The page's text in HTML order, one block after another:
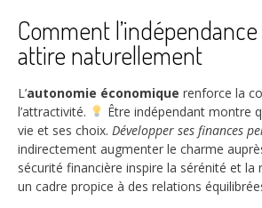
Comment
attire naturellement
L’autonomie économique renforce la
l’attractivité.
Être indépendant montre
vie et ses choix. Développer ses finances
indirectement augmenter le charme
sécurité financière inspire la sérénité et la
un cadre propice à des relations